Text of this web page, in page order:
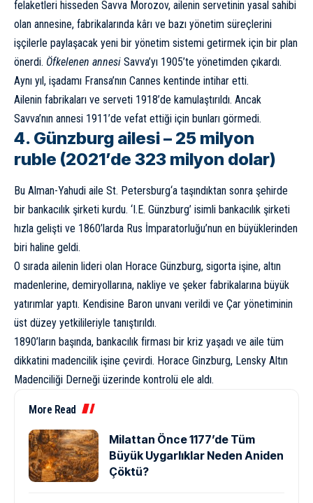
felaketleri hisseden Savva Morozov, ailenin servetinin yasal sahibi
olan annesine, fabrikalarında kârı ve bazı yönetim süreçlerini
işçilerle paylaşacak yeni bir yönetim sistemi getirmek için bir plan
önerdi. Öfkelenen annesi Savva’yı 1905’te yönetimden çıkardı.
Aynı yıl, işadamı Fransa’nın Cannes kentinde intihar etti.
Ailenin fabrikaları ve serveti 1918’de kamulaştırıldı. Ancak
Savva’nın annesi 1911’de vefat ettiği için bunları görmedi.
4. Günzburg ailesi – 25 milyon
ruble (2021’de 323 milyon dolar)
Bu Alman-Yahudi aile St. Petersburg‘a taşındıktan sonra şehirde
bir bankacılık şirketi kurdu. ‘I.E. Günzburg’ isimli bankacılık şirketi
hızla gelişti ve 1860’larda Rus İmparatorluğu’nun en büyüklerinden
biri haline geldi.
O sırada ailenin lideri olan Horace Günzburg, sigorta işine, altın
madenlerine, demiryollarına, nakliye ve şeker fabrikalarına büyük
yatırımlar yaptı. Kendisine Baron unvanı verildi ve Çar yönetiminin
üst düzey yetkilileriyle tanıştırıldı.
1890’ların başında, bankacılık firması bir kriz yaşadı ve aile tüm
dikkatini madencilik işine çevirdi. Horace Ginzburg, Lensky Altın
Madenciliği Derneği üzerinde kontrolü ele aldı.
More Read
Milattan Önce 1177’de Tüm
Büyük Uygarlıklar Neden Aniden
Çöktü?